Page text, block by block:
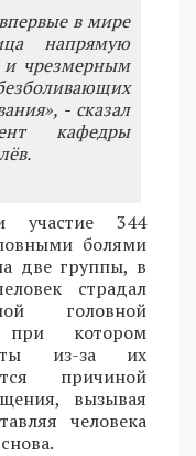
в мире
напрямую
и чрезмерным
- сказал
кафедры
участие 344
болями
две группы, в
страдал
головной
котором
из-за их
причиной
вызывая
человека